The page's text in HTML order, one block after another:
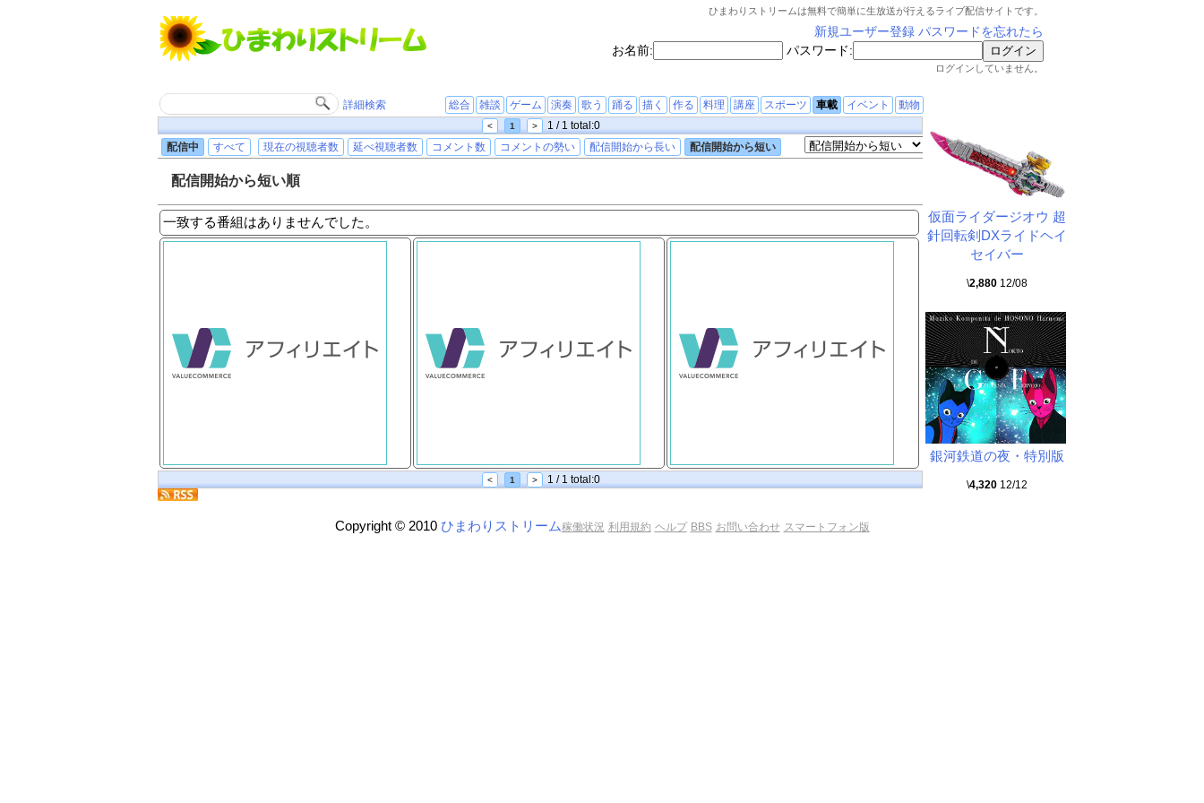
ひまわりストリームは無料で簡単に生放送が行えるライブ配信サイトです。
新規ユーザー登録 パスワードを忘れたら
お名前:
パスワード:
ログインしていません。
詳細検索 総合 雑談 ゲーム 演奏 歌う 踊る 描く 作る 料理 講座 スポーツ 車載 イベント 動物
< 1 >
1 / 1 total:0
配信中
すべて 現在の視聴者数 延べ視聴者数 コメント数 コメントの勢い 配信開始から長い 配信開始から短い
配信開始から短い順
一致する番組はありませんでした。
< 1 > 1 / 1 total:0
仮面ライダージオウ 超
針回転剣DXライドヘイ
セイバー
\2,880 12/08
銀河鉄道の夜・特別版
\4,320 12/12
Copyright © 2010 ひまわりストリーム稼働状況 利用規約 ヘルプ BBS お問い合わせ スマートフォン版